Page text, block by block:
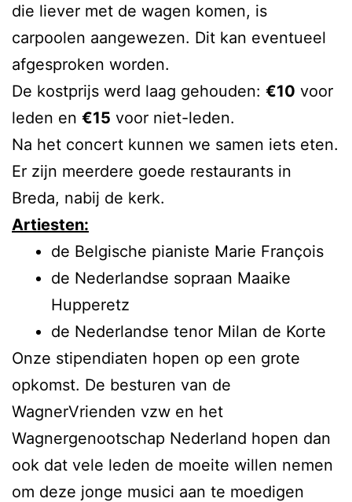
die liever met de wagen komen, is
carpoolen aangewezen. Dit kan eventueel
afgesproken worden.
De kostprijs werd laag gehouden: €10 voor
leden en €15 voor niet-leden.
Na het concert kunnen we samen iets eten.
Er zijn meerdere goede restaurants in
Breda, nabij de kerk.
Artiesten:
de Belgische pianiste Marie François
de Nederlandse sopraan Maaike
Hupperetz
de Nederlandse tenor Milan de Korte
Onze stipendiaten hopen op een grote
opkomst. De besturen van de
WagnerVrienden vzw en het
Wagnergenootschap Nederland hopen dan
ook dat vele leden de moeite willen nemen
om deze jonge musici aan te moedigen